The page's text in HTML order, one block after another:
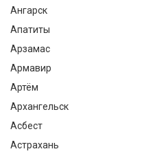
Ангарск
Апатиты
Арзамас
Армавир
Артём
Архангельск
Асбест
Астрахань